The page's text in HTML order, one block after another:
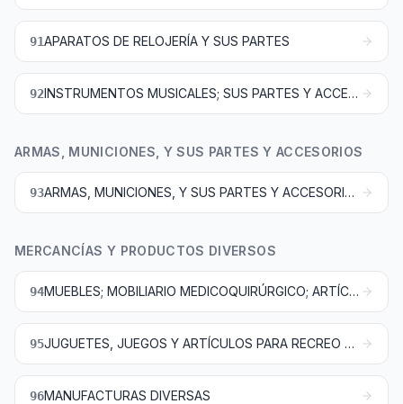
91APARATOS DE RELOJERÍA Y SUS PARTES
92 INSTRUMENTOS MUSICALES; SUS PARTES Y ACCESORIOS
ARMAS, MUNICIONES, Y SUS PARTES Y ACCESORIOS
93 ARMAS, MUNICIONES, Y SUS PARTES Y ACCESORIOS
MERCANCÍAS Y PRODUCTOS DIVERSOS
94 MUEBLES; MOBILIARIO MEDICOQUIRÚRGICO; ARTÍCULOS DE CAMA Y SIMILARES; LUMINARIAS Y APARATOS DE ALUMBRADO NO EXPRESADOS NI COMPRENDIDOS EN OTRA PARTE; ANUNCIOS, LETREROS Y PLACAS INDICADORAS LUMINOSOS Y ARTÍCULOS SIMILARES; CONSTRUCCIONES PREFABRICADAS
95 JUGUETES, JUEGOS Y ARTÍCULOS PARA RECREO O DEPORTE; SUS PARTES Y ACCESORIOS
96MANUFACTURAS DIVERSAS